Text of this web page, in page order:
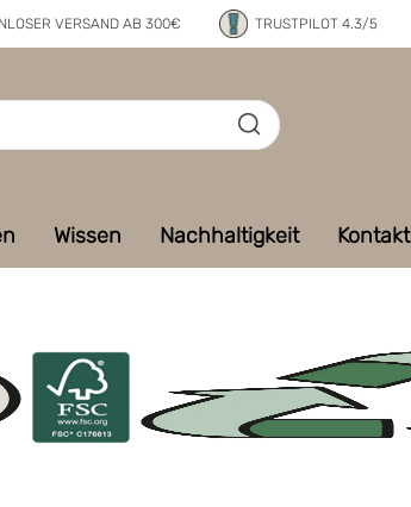
VERSAND AB 300€ TRUSTPILOT 4.3/5
Wissen Nachhaltigkeit Kontakt